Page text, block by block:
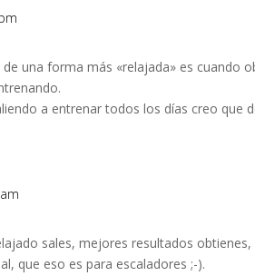
una forma más «relajada» es cuando
a entrenar todos los días creo que
sales, mejores resultados obtienes,
que eso es para escaladores ;-).